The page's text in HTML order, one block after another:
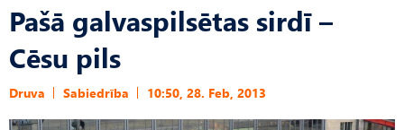
Pašā galvaspilsētas sirdī –
Cēsu pils
Druva Sabiedrība 10:50, 28. Feb, 2013